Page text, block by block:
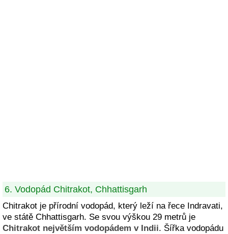
6. Vodopád Chitrakot, Chhattisgarh
Chitrakot je přírodní vodopád, který leží na řece Indravati,
ve státě Chhattisgarh. Se svou výškou 29 metrů je
Chitrakot největším vodopádem v Indii. Šířka vodopádu